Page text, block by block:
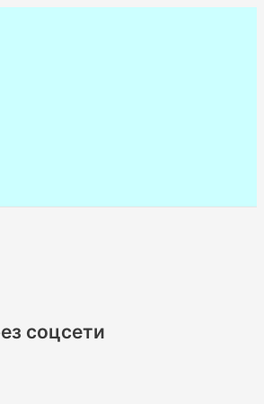
соцсети